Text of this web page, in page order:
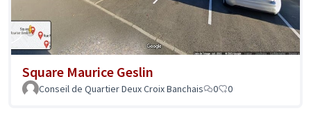
Square Maurice Geslin
Conseil de Quartier Deux Croix Banchais 0 0